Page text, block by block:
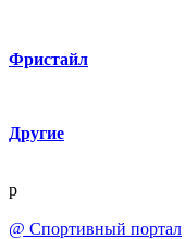
Фристайл
Другие
p
@ Спортивный портал